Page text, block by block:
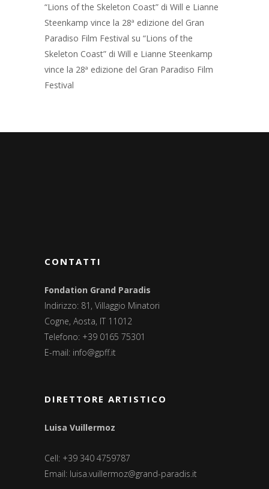
“Lions of the Skeleton Coast” di Will e Lianne
Steenkamp vince la 28ª edizione del Gran
Paradiso Film Festival su “Lions of the
Skeleton Coast” di Will e Lianne Steenkamp
vince la 28ª edizione del Gran Paradiso Film
Festival
CONTATTI
Fondation Grand Paradis
Indirizzo: 81, Villaggio Minatori
Cogne, Aosta, IT 11012
Telefono: +39 0165 75301
E-mail: info@gpff.it
DIRETTORE ARTISTICO
Luisa Vuillermoz
Cell: +39 340 4759787
Email: luisa.vuillermoz@grand-paradis.it